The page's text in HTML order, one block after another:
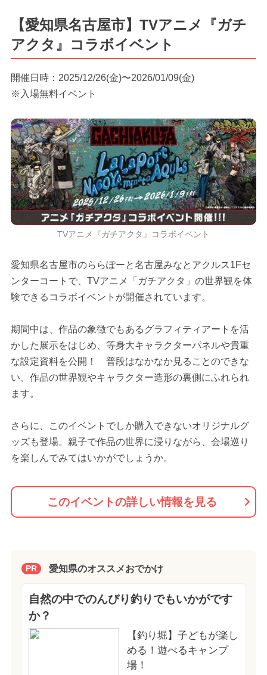
【愛知県名古屋市】TVアニメ『ガチ
アクタ』コラボイベント
開催日時：2025/12/26(金)〜2026/01/09(金)
※入場無料イベント
TVアニメ『ガチアクタ』コラボイベント
愛知県名古屋市のららぽーと名古屋みなとアクルス1Fセ
ンターコートで、TVアニメ「ガチアクタ」の世界観を体
験できるコラボイベントが開催されています。
期間中は、作品の象徴でもあるグラフィティアートを活
かした展示をはじめ、等身大キャラクターパネルや貴重
な設定資料を公開！ 普段はなかなか見ることのできな
い、作品の世界観やキャラクター造形の裏側にふれられ
ます。
さらに、このイベントでしか購入できないオリジナルグ
ッズも登場。親子で作品の世界に浸りながら、会場巡り
を楽しんでみてはいかがでしょうか。
このイベントの詳しい情報を見る
PR 愛知県のオススメおでかけ
自然の中でのんびり釣りでもいかがです
か？
【釣り堀】子どもが楽し
める！遊べるキャンプ
場！